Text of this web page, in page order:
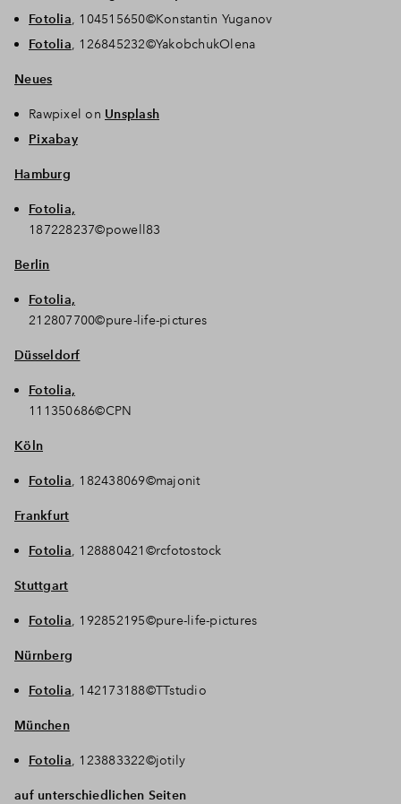
Fotolia, 104515650©Konstantin Yuganov
Fotolia, 126845232©YakobchukOlena
Neues
Rawpixel on Unsplash
Pixabay
Hamburg
Fotolia,
187228237©powell83
Berlin
Fotolia,
212807700©pure-life-pictures
Düsseldorf
Fotolia,
111350686©CPN
Köln
Fotolia, 182438069©majonit
Frankfurt
Fotolia, 128880421©rcfotostock
Stuttgart
Fotolia, 192852195©pure-life-pictures
Nürnberg
Fotolia, 142173188©TTstudio
München
Fotolia, 123883322©jotily
auf unterschiedlichen Seiten